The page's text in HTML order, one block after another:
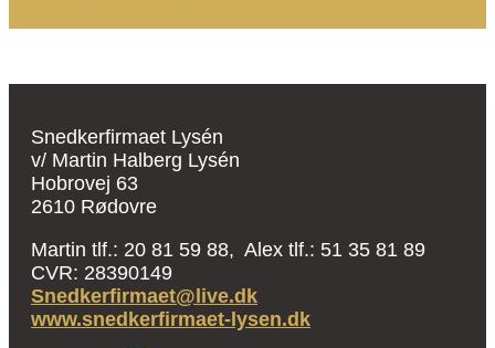
Snedkerfirmaet Lysén
v/ Martin Halberg Lysén
Hobrovej 63
2610 Rødovre
Martin tlf.: 20 81 59 88, Alex tlf.: 51 35 81 89
CVR: 28390149
Snedkerfirmaet@live.dk
www.snedkerfirmaet-lysen.dk